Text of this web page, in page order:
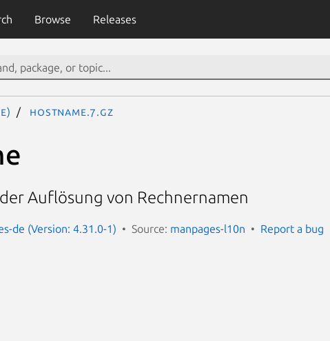
Browse Releases
hostname.7.gz
Auflösung von Rechnernamen
de (Version: 4.31.0-1) Source: manpages-l10n Report a bug